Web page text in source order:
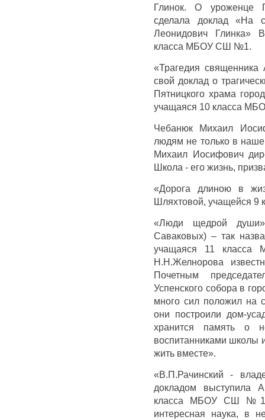
Глинок. О уроженце
сделала доклад «На
Леонидович Глинка»
класса МБОУ СШ №1.
«Трагедия священника
свой доклад о
Пятницкого храма
учащаяся 10 класса
Чебанюк Михаил
людям не только в
Михаил Иосифович
Школа - его жизнь,
«Дорога длиною в
Шляхтовой, учащейся
«Люди щедрой
Саваковых) – так
учащаяся 11
Н.Н.Желнорова
Почетным
Успенского собора в
много сил положил на
они построили дом-
хранится память о
воспитанниками школы
жить вместе».
«В.П.Рачинский -
докладом выступила
класса МБОУ СШ №1
интересная наука, в